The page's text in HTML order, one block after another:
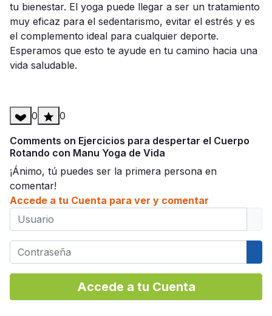
tu bienestar. El yoga puede llegar a ser un tratamiento
muy eficaz para el sedentarismo, evitar el estrés y es
el complemento ideal para cualquier deporte.
Esperamos que esto te ayude en tu camino hacia una
vida saludable.
0 0
Comments on Ejercicios para despertar el Cuerpo
Rotando con Manu Yoga de Vida
¡Ánimo, tú puedes ser la primera persona en
comentar!
Accede a tu Cuenta para ver y comentar
Usuario
Contraseña
Accede a tu Cuenta